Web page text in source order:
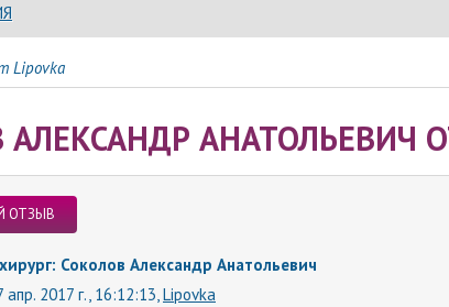
Lipovka
АНАТОЛЬЕВИЧ
ОТЗЫВ
Соколов Александр Анатольевич
апр. 2017 г., 16:12:13, Lipovka